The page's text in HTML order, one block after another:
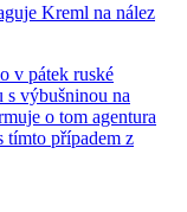
Kreml na nález
v pátek ruské
s výbušninou na
o tom agentura
případem z